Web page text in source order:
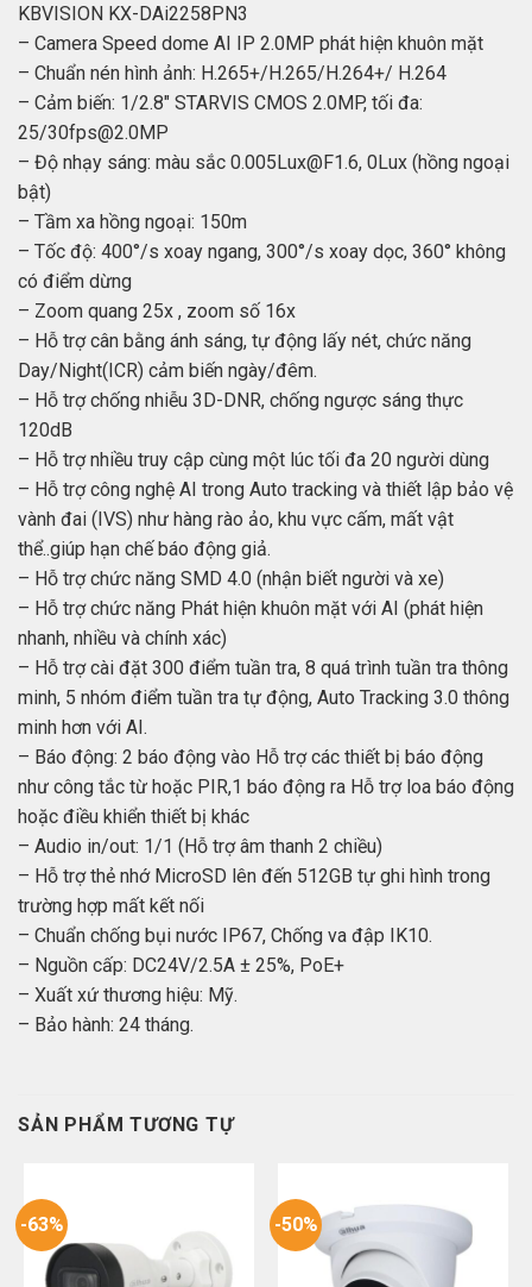
KBVISION KX-DAi2258PN3
– Camera Speed dome AI IP 2.0MP phát hiện khuôn mặt
– Chuẩn nén hình ảnh: H.265+/H.265/H.264+/ H.264
– Cảm biến: 1/2.8″ STARVIS CMOS 2.0MP, tối đa:
25/30fps@2.0MP
– Độ nhạy sáng: màu sắc 0.005Lux@F1.6, 0Lux (hồng ngoại
bật)
– Tầm xa hồng ngoại: 150m
– Tốc độ: 400°/s xoay ngang, 300°/s xoay dọc, 360° không
có điểm dừng
– Zoom quang 25x , zoom số 16x
– Hỗ trợ cân bằng ánh sáng, tự động lấy nét, chức năng
Day/Night(ICR) cảm biến ngày/đêm.
– Hỗ trợ chống nhiễu 3D-DNR, chống ngược sáng thực
120dB
– Hỗ trợ nhiều truy cập cùng một lúc tối đa 20 người dùng
– Hỗ trợ công nghệ AI trong Auto tracking và thiết lập bảo vệ
vành đai (IVS) như hàng rào ảo, khu vực cấm, mất vật
thể..giúp hạn chế báo động giả.
– Hỗ trợ chức năng SMD 4.0 (nhận biết người và xe)
– Hỗ trợ chức năng Phát hiện khuôn mặt với AI (phát hiện
nhanh, nhiều và chính xác)
– Hỗ trợ cài đặt 300 điểm tuần tra, 8 quá trình tuần tra thông
minh, 5 nhóm điểm tuần tra tự động, Auto Tracking 3.0 thông
minh hơn với AI.
– Báo động: 2 báo động vào Hỗ trợ các thiết bị báo động
như công tắc từ hoặc PIR,1 báo động ra Hỗ trợ loa báo động
hoặc điều khiển thiết bị khác
– Audio in/out: 1/1 (Hỗ trợ âm thanh 2 chiều)
– Hỗ trợ thẻ nhớ MicroSD lên đến 512GB tự ghi hình trong
trường hợp mất kết nối
– Chuẩn chống bụi nước IP67, Chống va đập IK10.
– Nguồn cấp: DC24V/2.5A ± 25%, PoE+
– Xuất xứ thương hiệu: Mỹ.
– Bảo hành: 24 tháng.
SẢN PHẨM TƯƠNG TỰ
-63% -50%